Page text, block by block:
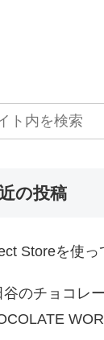
の投稿
Storeを使っ
谷のチョコレ